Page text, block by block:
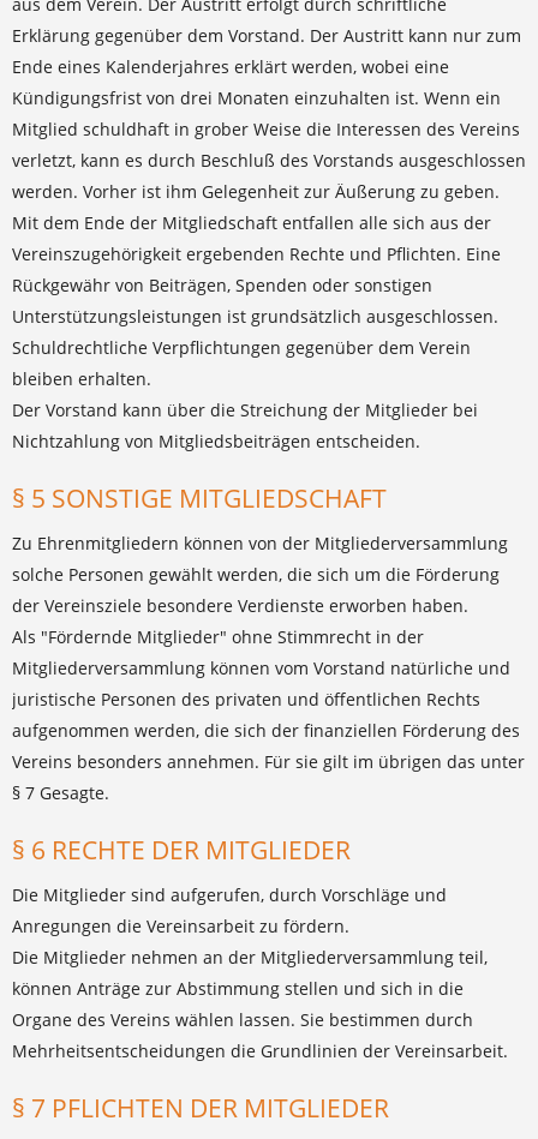
Erklärung gegenüber dem Vorstand. Der Austritt kann nur zum
Ende eines Kalenderjahres erklärt werden, wobei eine
Kündigungsfrist von drei Monaten einzuhalten ist. Wenn ein
Mitglied schuldhaft in grober Weise die Interessen des Vereins
verletzt, kann es durch Beschluß des Vorstands ausgeschlossen
werden. Vorher ist ihm Gelegenheit zur Äußerung zu geben.
Mit dem Ende der Mitgliedschaft entfallen alle sich aus der
Vereinszugehörigkeit ergebenden Rechte und Pflichten. Eine
Rückgewähr von Beiträgen, Spenden oder sonstigen
Unterstützungsleistungen ist grundsätzlich ausgeschlossen.
Schuldrechtliche Verpflichtungen gegenüber dem Verein
bleiben erhalten.
Der Vorstand kann über die Streichung der Mitglieder bei
Nichtzahlung von Mitgliedsbeiträgen entscheiden.
§ 5 SONSTIGE MITGLIEDSCHAFT
Zu Ehrenmitgliedern können von der Mitgliederversammlung
solche Personen gewählt werden, die sich um die Förderung
der Vereinsziele besondere Verdienste erworben haben.
Als "Fördernde Mitglieder" ohne Stimmrecht in der
Mitgliederversammlung können vom Vorstand natürliche und
juristische Personen des privaten und öffentlichen Rechts
aufgenommen werden, die sich der finanziellen Förderung des
Vereins besonders annehmen. Für sie gilt im übrigen das unter
§ 7 Gesagte.
§ 6 RECHTE DER MITGLIEDER
Die Mitglieder sind aufgerufen, durch Vorschläge und
Anregungen die Vereinsarbeit zu fördern.
Die Mitglieder nehmen an der Mitgliederversammlung teil,
können Anträge zur Abstimmung stellen und sich in die
Organe des Vereins wählen lassen. Sie bestimmen durch
Mehrheitsentscheidungen die Grundlinien der Vereinsarbeit.
§ 7 PFLICHTEN DER MITGLIEDER